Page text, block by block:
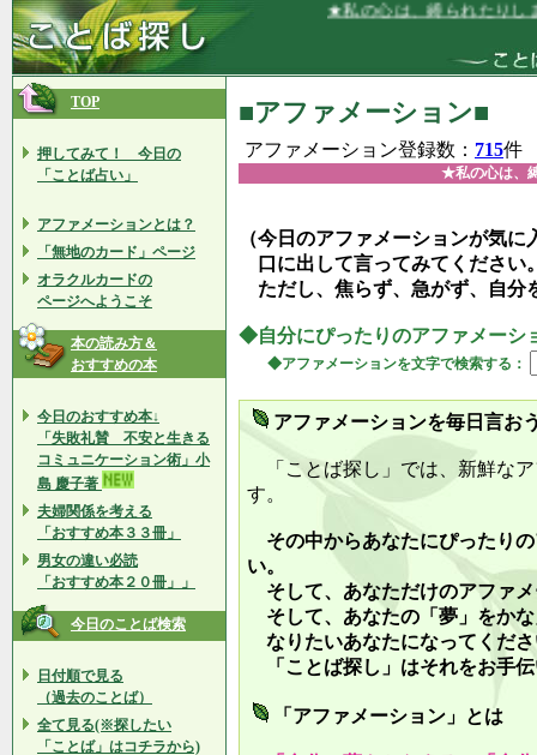
★私の心は、縛られたりしません★
TOP
押してみて！ 今日の
「ことば占い」
アファメーションとは？
「無地のカード」ページ
オラクルカードの
ページへようこそ
本の読み方＆
おすすめの本
今日のおすすめ本↓
「失敗礼賛 不安と生きる
コミュニケーション術」小
島 慶子著
夫婦関係を考える
「おすすめ本３３冊」
男女の違い必読
「おすすめ本２０冊」」
今日のことば検索
日付順で見る
（過去のことば）
全て見る(※探したい
「ことば」はコチラから)
■アファメーション■
アファメーション登録数： 715件
★私の心は、
（今日のアファメーションが気
口に出して言ってみてください
ただし、焦らず、急がず、自分
◆自分にぴったりのアファメーシ
◆アファメーションを文字で検索する：
アファメーションを毎日言お
「ことば探し」では、新鮮な
す。
その中からあなたにぴったり
い。
そして、あなただけのアファ
そして、あなたの「夢」をか
なりたいあなたになってくだ
「ことば探し」はそれをお手
「アファメーション」とは